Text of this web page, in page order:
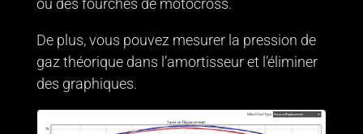
ou des fourches de motocross.
De plus, vous pouvez mesurer la pression de
gaz théorique dans l’amortisseur et l’éliminer
des graphiques.